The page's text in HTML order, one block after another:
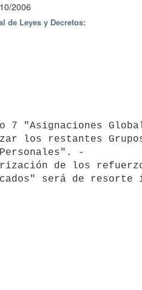
2006
de Leyes y Decretos:
los restantes
-